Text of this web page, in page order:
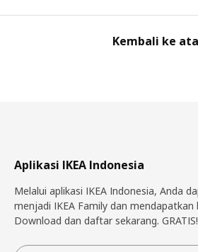
Kembali ke
Aplikasi IKEA Indonesia
Melalui aplikasi IKEA Indonesia, Anda
menjadi IKEA Family dan mendapatkan
Download dan daftar sekarang. GRATIS!